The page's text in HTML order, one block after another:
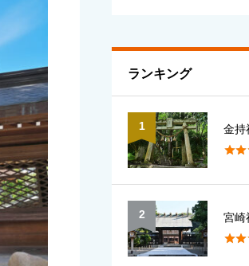
岐阜
愛知
和歌山
広島
長崎
大分
ランキング
1
金持

2
宮崎
